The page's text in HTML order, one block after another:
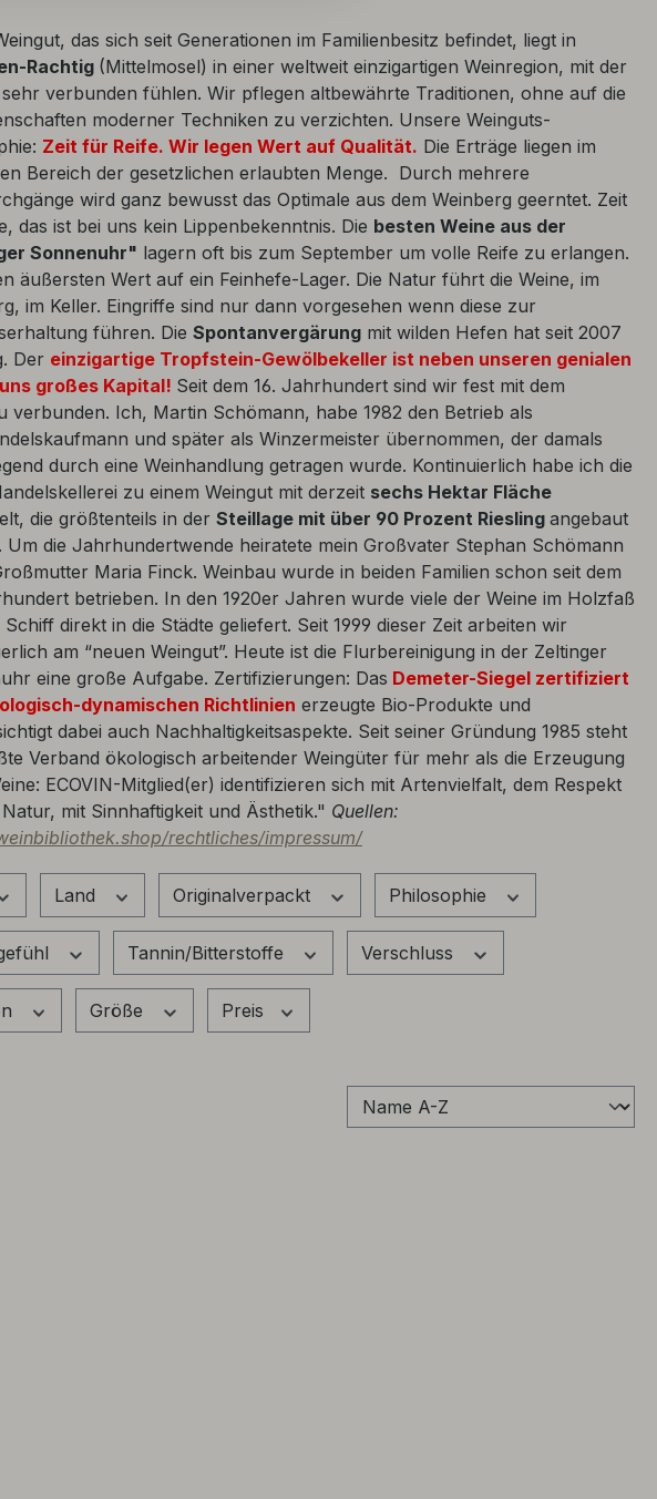
das sich seit Generationen im Familienbesitz befindet, liegt in
Rachtig (Mittelmosel) in einer weltweit einzigartigen Weinregion, mit der
verbunden fühlen. Wir pflegen altbewährte Traditionen, ohne auf die
moderner Techniken zu verzichten. Unsere Weinguts-
Zeit für Reife. Wir legen Wert auf Qualität. Die Erträge liegen im
Bereich der gesetzlichen erlaubten Menge. Durch mehrere
wird ganz bewusst das Optimale aus dem Weinberg geerntet. Zeit
das ist bei uns kein Lippenbekenntnis. Die besten Weine aus der
Sonnenuhr" lagern oft bis zum September um volle Reife zu erlangen.
äußersten Wert auf ein Feinhefe-Lager. Die Natur führt die Weine, im
im Keller. Eingriffe sind nur dann vorgesehen wenn diese zur
führen. Die Spontanvergärung mit wilden Hefen hat seit 2007
Der einzigartige Tropfstein-Gewölbekeller ist neben unseren genialen
großes Kapital! Seit dem 16. Jahrhundert sind wir fest mit dem
verbunden. Ich, Martin Schömann, habe 1982 den Betrieb als
und später als Winzermeister übernommen, der damals
durch eine Weinhandlung getragen wurde. Kontinuierlich habe ich die
zu einem Weingut mit derzeit sechs Hektar Fläche
die größtenteils in der Steillage mit über 90 Prozent Riesling angebaut
Um die Jahrhundertwende heiratete mein Großvater Stephan Schömann
Maria Finck. Weinbau wurde in beiden Familien schon seit dem
betrieben. In den 1920er Jahren wurde viele der Weine im Holzfaß
Schiff direkt in die Städte geliefert. Seit 1999 dieser Zeit arbeiten wir
am “neuen Weingut”. Heute ist die Flurbereinigung in der Zeltinger
eine große Aufgabe. Zertifizierungen: Das Demeter-Siegel zertifiziert
dynamischen Richtlinien erzeugte Bio-Produkte und
dabei auch Nachhaltigkeitsaspekte. Seit seiner Gründung 1985 steht
Verband ökologisch arbeitender Weingüter für mehr als die Erzeugung
ECOVIN-Mitglied(er) identifizieren sich mit Artenvielfalt, dem Respekt
mit Sinnhaftigkeit und Ästhetik." Quellen:
rechtliches/impressum/
Land Originalverpackt Philosophie
Tannin/Bitterstoffe Verschluss
Größe Preis